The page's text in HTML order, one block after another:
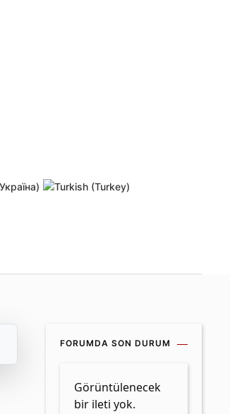
Etkinleştirme bağlantısını yeniden
FORUMDA SON DURUM
Görüntülenecek
bir ileti yok.